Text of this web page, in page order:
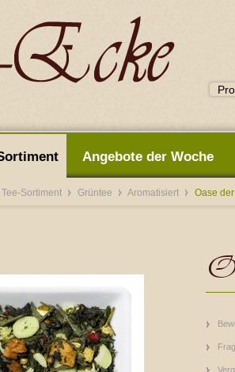
Angebote der Woche
Tee-Sortiment Grüntee Aromatisiert Oase